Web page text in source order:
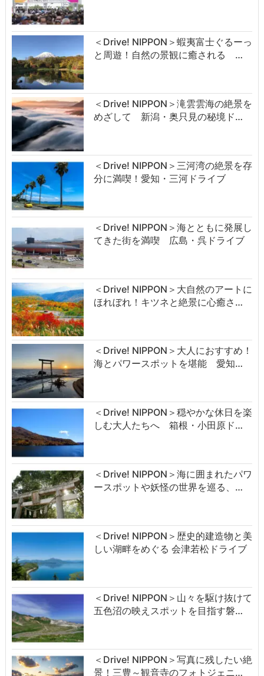
＜Drive! NIPPON＞蝦夷富士ぐるーっ
と周遊！自然の景観に癒される …
＜Drive! NIPPON＞滝雲雲海の絶景を
めざして 新潟・奥只見の秘境ド…
＜Drive! NIPPON＞三河湾の絶景を存
分に満喫！愛知・三河ドライブ
＜Drive! NIPPON＞海とともに発展し
てきた街を満喫 広島・呉ドライブ
＜Drive! NIPPON＞大自然のアートに
ほれぼれ！キツネと絶景に心癒さ…
＜Drive! NIPPON＞大人におすすめ！
海とパワースポットを堪能 愛知…
＜Drive! NIPPON＞穏やかな休日を楽
しむ大人たちへ 箱根・小田原ド…
＜Drive! NIPPON＞海に囲まれたパワ
ースポットや妖怪の世界を巡る、…
＜Drive! NIPPON＞歴史的建造物と美
しい湖畔をめぐる 会津若松ドライブ
＜Drive! NIPPON＞山々を駆け抜けて
五色沼の映えスポットを目指す磐…
＜Drive! NIPPON＞写真に残したい絶
景！三豊～観音寺のフォトジェニ…